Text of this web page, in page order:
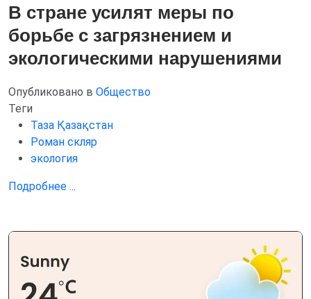
В стране усилят меры по
борьбе с загрязнением и
экологическими нарушениями
Опубликовано в Общество
Теги
Таза Қазақстан
Роман скляр
экология
Подробнее ...